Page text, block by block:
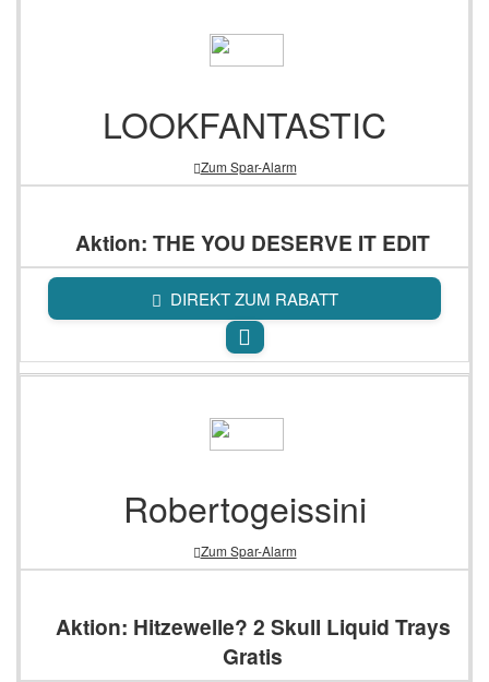
LOOKFANTASTIC
Zum Spar-Alarm
Aktion: THE YOU DESERVE IT EDIT
DIREKT ZUM RABATT
Robertogeissini
Zum Spar-Alarm
Aktion: Hitzewelle? 2 Skull Liquid Trays
Gratis